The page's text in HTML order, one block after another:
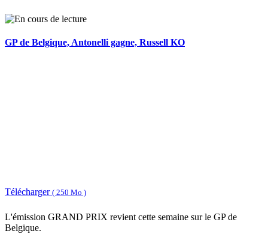
GP de Belgique, Antonelli gagne, Russell KO
Télécharger ( 250 Mo )
L'émission GRAND PRIX revient cette semaine sur le GP de
Belgique.